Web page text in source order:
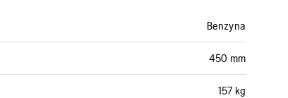
Benzyna
450 mm
157 kg